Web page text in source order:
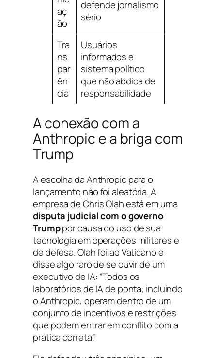
aç
ão
defende jornalismo
sério
Tra
ns
par
ên
cia
Usuários
informados e
sistema político
que não abdica de
responsabilidade
A conexão com a
Anthropic e a briga com
Trump
A escolha da Anthropic para o
lançamento não foi aleatória. A
empresa de Chris Olah está em uma
disputa judicial com o governo
Trumppor causa do uso de sua
tecnologia em operações militares e
de defesa. Olah foi ao Vaticano e
disse algo raro de se ouvir de um
executivo de IA: “Todos os
laboratórios de IA de ponta, incluindo
o Anthropic, operam dentro de um
conjunto de incentivos e restrições
que podem entrar em conflito com a
prática correta.”